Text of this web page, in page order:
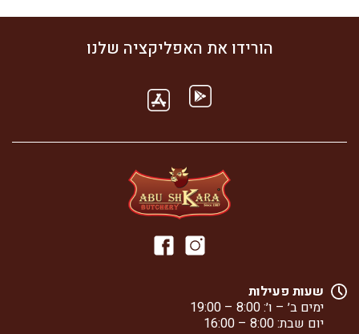
הורידו את האפליקציה שלנו
שעות פעילות
ימים ב׳ – ו׳: 8:00 – 19:00
יום שבת: 8:00 – 16:00